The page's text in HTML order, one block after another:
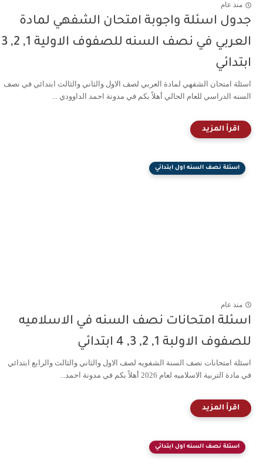
منذ عام
جدول اسئلة واجوبة امتحان الشفهي لمادة
العربي في نصف السنه للصفوف الاولية 1, 2, 3
ابتدائي
اسئلة امتحان الشفهي لمادة العربي لصف الاول والثاني والثالث ابتدائي في نصف
السنه الدراسي للعام الحالي أهلاً بكم في مدونة احمد الداوودي ...
اسئلة نصف السنه اول ابتدائي
منذ عام
اسئلة امتحانات نصف السنه في الاسلاميه
للصفوف الاولبة 1, 2, 3, 4 ابتدائي
اسئلة امتحانات نصف السنة الشفويه لصف الاول والثاني والثالث والرابع ابتدائي
في مادة التربية الاسلاميه لعام 2026 أهلاً بكم في مدونة احمد...
اسئلة نصف السنه اول ابتدائي